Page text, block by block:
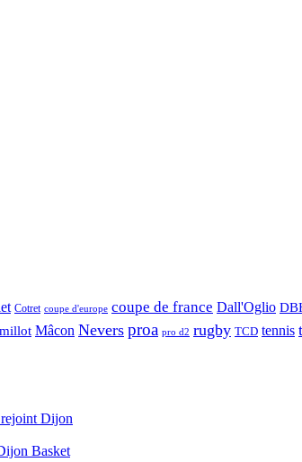
Cotret coupe d'europe coupe de france Dall'Oglio
millot Mâcon Nevers proa pro d2 rugby TCD tennis
Dijon
Basket